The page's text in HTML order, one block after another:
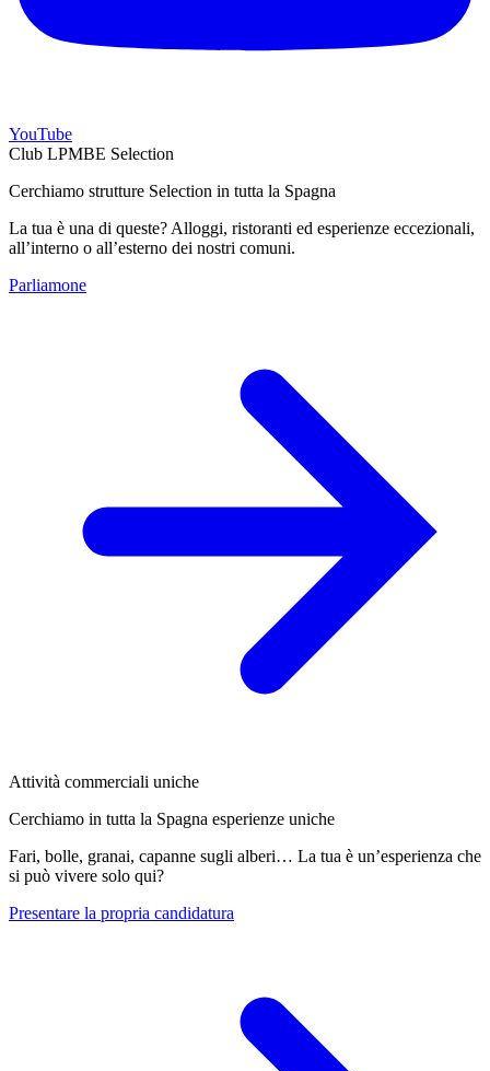
YouTube
Club LPMBE Selection
Cerchiamo strutture Selection in tutta la Spagna
La tua è una di queste? Alloggi, ristoranti ed esperienze eccezionali,
all’interno o all’esterno dei nostri comuni.
Parliamone
Attività commerciali uniche
Cerchiamo in tutta la Spagna esperienze uniche
Fari, bolle, granai, capanne sugli alberi… La tua è un’esperienza che
si può vivere solo qui?
Presentare la propria candidatura